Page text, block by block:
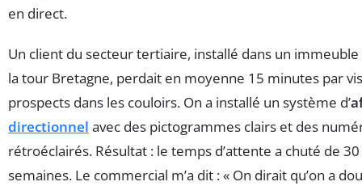
en direct.
Un client du secteur tertiaire, installé dans un
la tour Bretagne, perdait en moyenne 15 minutes par
prospects dans les couloirs. On a installé un système d’
directionnel avec des pictogrammes clairs et des
rétroéclairés. Résultat : le temps d’attente a chuté de
semaines. Le commercial m’a dit : « On dirait qu’on a